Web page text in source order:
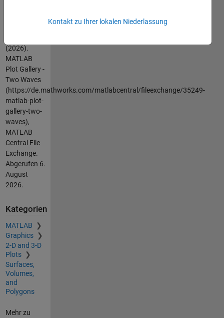
(2026).
MATLAB
Plot Gallery -
Two Waves
(https://de.mathworks.com/matlabcentral/fileexchange/35249-
matlab-plot-
gallery-two-
waves),
MATLAB
Central File
Exchange.
Abgerufen 6.
August
2026.
Kategorien
MATLAB
Graphics
2-D and 3-D
Plots
Surfaces,
Volumes,
and
Polygons
Mehr zu
Kontakt zu Ihrer lokalen Niederlassung